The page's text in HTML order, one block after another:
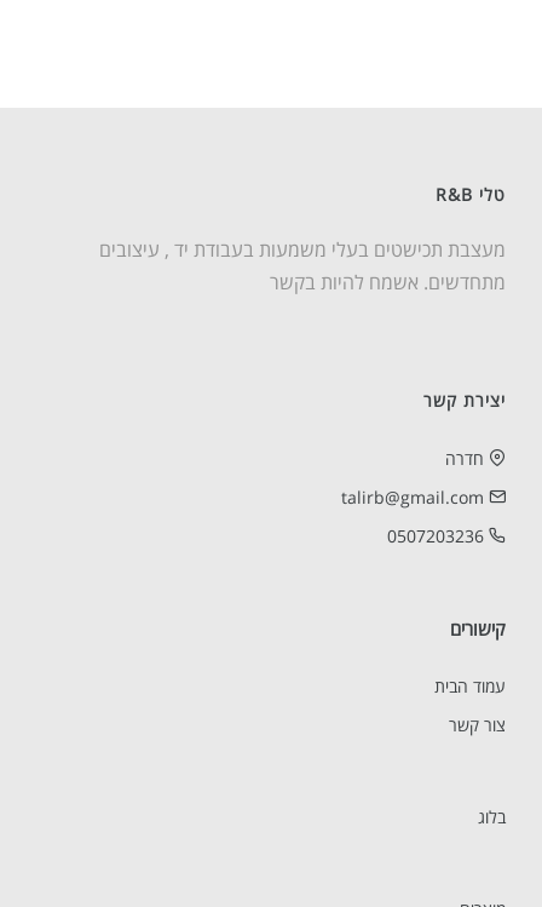
טלי R&B
מעצבת תכישטים בעלי משמעות בעבודת יד , עיצובים
מתחדשים. אשמח להיות בקשר
יצירת קשר
חדרה
talirb@gmail.com
0507203236
קישורים
עמוד הבית
צור קשר
בלוג